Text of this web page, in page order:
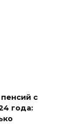
с
года: